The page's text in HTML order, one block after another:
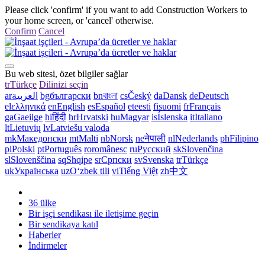
Please click 'confirm' if you want to add Construction Workers to
your home screen, or 'cancel' otherwise.
Confirm Cancel
Bu web sitesi, özet bilgiler sağlar
trTürkçe Dilinizi seçin
arالعربية bgбългарски bnবাংলা csČeský daDansk deDeutsch
elελληνικά enEnglish esEspañol eteesti fisuomi frFrançais
gaGaeilge hiहिंदी hrHrvatski huMagyar isÍslenska itItaliano
ltLietuvių lvLatviešu valoda
mkМакедонски mtMalti nbNorsk neनेपाली nlNederlands phFilipino
plPolski ptPortuguês roromânesc ruРусский skSlovenčina
slSlovenščina sqShqipe srСрпски svSvenska trTürkçe
ukУкраїнська uzOʻzbek tili viTiếng Việt zh中文
36 ülke
Bir işçi sendikası ile iletişime geçin
Bir sendikaya katıl
Haberler
İndirmeler